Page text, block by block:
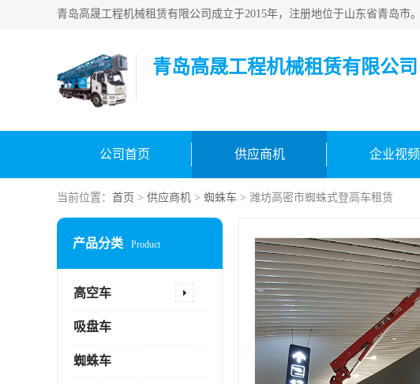
青岛高晟工程机械租赁有限公司
公司首页 供应商机 企业视频
当前位置： 首页 > 供应商机 > 蜘蛛车 > 潍坊高密市蜘蛛式登高车租赁
产品分类 Product
高空车
吸盘车
蜘蛛车